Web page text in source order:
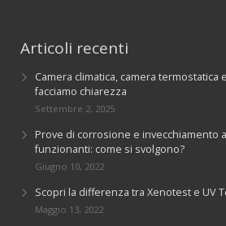
Articoli recenti
Camera climatica, camera termostatica
facciamo chiarezza
Settembre 2, 2025
Prove di corrosione e invecchiamento
funzionanti: come si svolgono?
Giugno 10, 2022
Scopri la differenza tra Xenotest e UV
Maggio 13, 2022